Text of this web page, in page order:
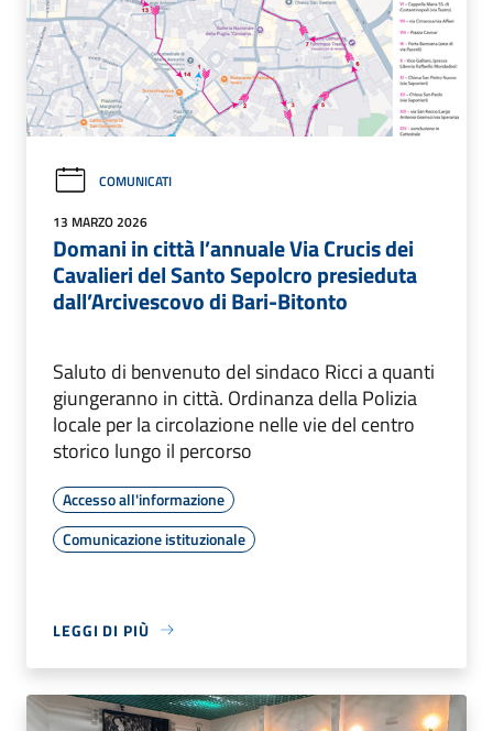
COMUNICATI
13 MARZO 2026
Domani in città l’annuale Via Crucis dei
Cavalieri del Santo Sepolcro presieduta
dall’Arcivescovo di Bari-Bitonto
Saluto di benvenuto del sindaco Ricci a quanti
giungeranno in città. Ordinanza della Polizia
locale per la circolazione nelle vie del centro
storico lungo il percorso
Accesso all'informazione
Comunicazione istituzionale
LEGGI DI PIÙ